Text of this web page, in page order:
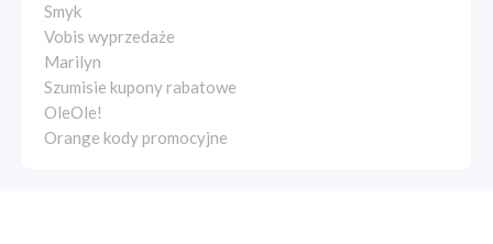
Smyk
Vobis wyprzedaże
Marilyn
Szumisie kupony rabatowe
OleOle!
Orange kody promocyjne